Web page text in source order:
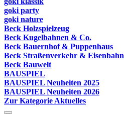
goki party
goki nature
Beck Holzspielzeug
Beck Kugelbahnen & Co.
Beck Bauernhof & Puppenhaus
Beck Straßenverkehr & Eisenbahn
Beck Bauwelt
BAUSPIEL
BAUSPIEL Neuheiten 2025
BAUSPIEL Neuheiten 2026
Zur Kategorie Aktuelles